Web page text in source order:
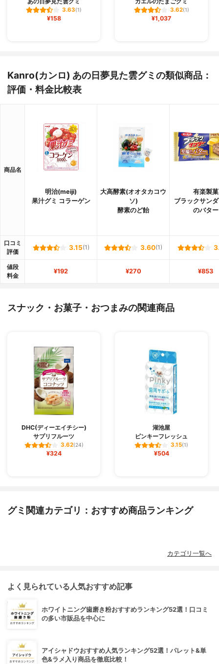
3.63(1)
¥158
3.62(1)
¥1,037
Kanro(カンロ) あの日夢見た雲グミの類似商品：
評価・料金比較表
商品名
明治(meiji)
果汁グミ コラーゲン
大高酵素(オオタカコウ
ソ)
酵素のど飴
有楽製菓
ブラックサン
のバター
口コミ
評価
3.15(1) 3.60(1)
値段
料金
¥192 ¥270 ¥853
スナック・お菓子・おつまみの関連商品
DHC(ディーエイチシー)
サプリフルーツ
3.62(24)
¥324
湖池屋
ピンキーフレッシュ
3.15(1)
¥504
グミ関連カテゴリ：おすすめ商品ランキング
カテゴリ一覧へ
よく見られている人気おすすめ記事
ホワイトニング歯磨き粉おすすめランキング52選！口コミ
の多い市販品を中心に
アイシャドウおすすめ人気ランキング52選！パレット&単
色&ラメ入り商品を徹底比較！